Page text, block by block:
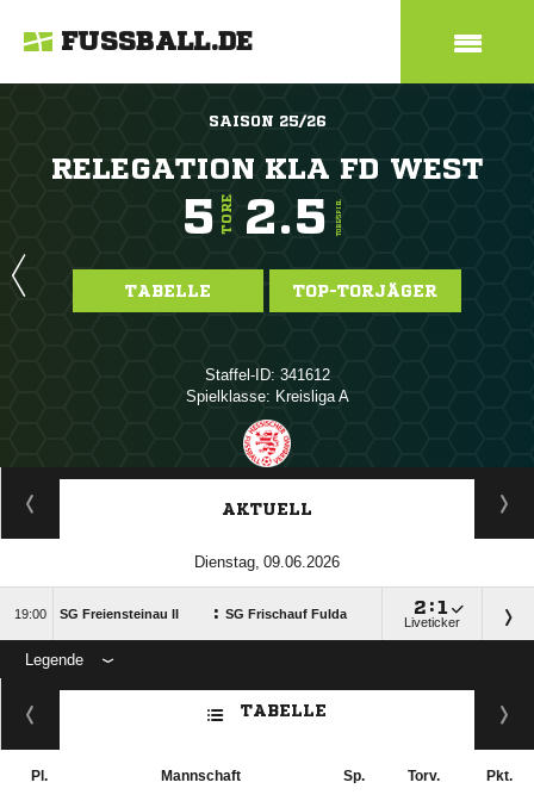
FUSSBALL.DE
SAISON 25/26
RELEGATION KLA FD WEST
5 TORE 2.5 TORE/SPIEL
TABELLE TOP-TORJÄGER
Staffel-ID: 341612
Spielklasse: Kreisliga A
ANZEIGE
AKTUELL
 
 SG Freiensteinau II : SG Frischauf Fulda  :
Liveticker
Legende
ANZEIGE
TABELLE
Pl. Mannschaft Sp. Torv. Pkt.